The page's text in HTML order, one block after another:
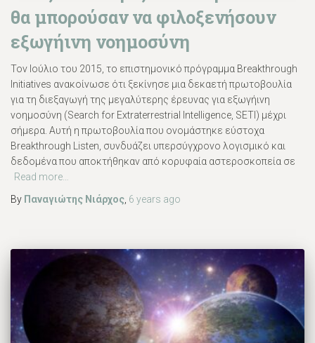
θα μπορούσαν να φιλοξενήσουν
εξωγήινη νοημοσύνη
Τον Ιούλιο του 2015, το επιστημονικό πρόγραμμα Breakthrough
Initiatives ανακοίνωσε ότι ξεκίνησε μια δεκαετή πρωτοβουλία
για τη διεξαγωγή της μεγαλύτερης έρευνας για εξωγήινη
νοημοσύνη (Search for Extraterrestrial Intelligence, SETI) μέχρι
σήμερα. Αυτή η πρωτοβουλία που ονομάστηκε εύστοχα
Breakthrough Listen, συνδυάζει υπερσύγχρονο λογισμικό και
δεδομένα που αποκτήθηκαν από κορυφαία αστεροσκοπεία σε
Read more…
By Παναγιώτης Νιάρχος 6 years ago